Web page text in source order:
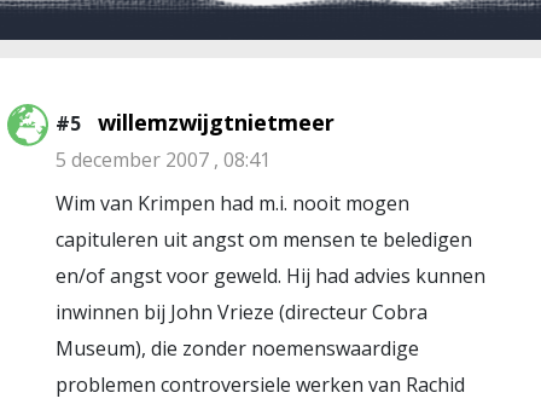
#5 willemzwijgtnietmeer
5 december 2007 , 08:41
Wim van Krimpen had m.i. nooit mogen
capituleren uit angst om mensen te beledigen
en/of angst voor geweld. Hij had advies kunnen
inwinnen bij John Vrieze (directeur Cobra
Museum), die zonder noemenswaardige
problemen controversiele werken van Rachid